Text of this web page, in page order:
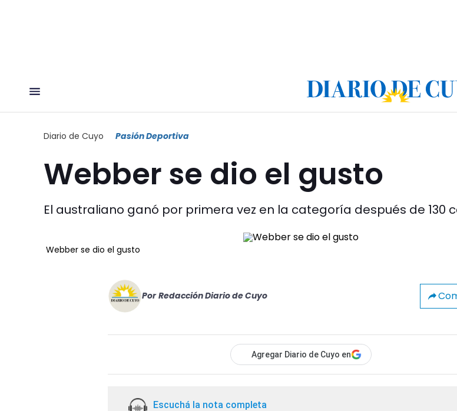
Diario de Cuyo Pasión Deportiva
Webber se dio el gusto
El australiano ganó por primera vez en la categoría después de 130
Webber se dio el gusto
Por Redacción Diario de Cuyo
Agregar Diario de Cuyo en
Escuchá la nota completa